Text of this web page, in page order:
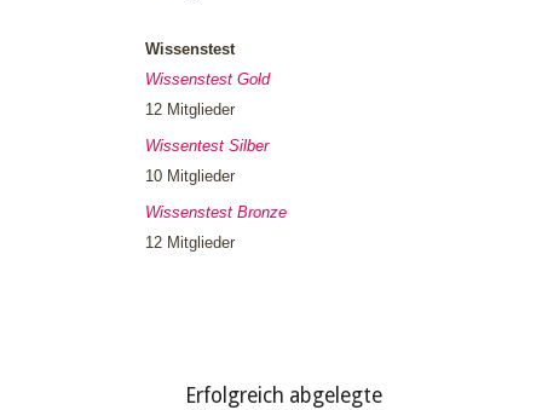
Wissenstest
Wissenstest Gold
12 Mitglieder
Wissentest Silber
10 Mitglieder
Wissenstest Bronze
12 Mitglieder
Erfolgreich abgelegte